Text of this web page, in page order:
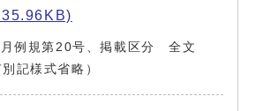
35.96KB)
例規第20号、掲載区分 全文
別記様式省略）